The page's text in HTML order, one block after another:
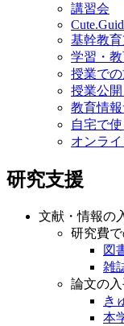
講習会
基幹教
学習・
授業での
授業公
教育情
自宅で
オンラ
研究支援
文献・情報の
研究費で
図
雑
論文の
き
本